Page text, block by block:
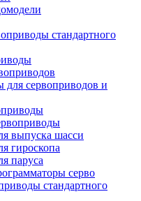
стандартного
для сервоприводов и
выпуска шасси
гироскопа
паруса
серво
стандартного